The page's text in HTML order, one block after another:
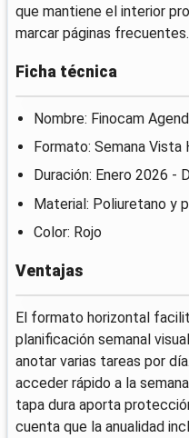
que mantiene el interior
marcar páginas frecuentes.
Ficha técnica
Nombre: Finocam
Formato: Semana Vista
Duración: Enero 2026 -
Material: Poliuretano y
Color: Rojo
Ventajas
El formato horizontal
planificación semanal
anotar varias tareas por
acceder rápido a la
tapa dura aporta
cuenta que la anualidad